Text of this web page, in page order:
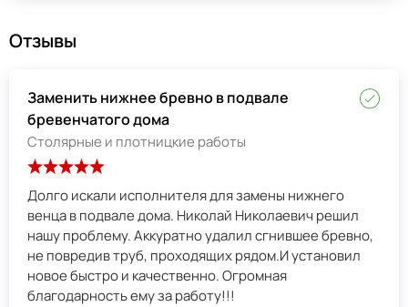
Отзывы
Заменить нижнее бревно в подвале
бревенчатого дома
Столярные и плотницкие работы
Долго искали исполнителя для замены нижнего
венца в подвале дома. Николай Николаевич решил
нашу проблему. Аккуратно удалил сгнившее бревно,
не повредив труб, проходящих рядом.И установил
новое быстро и качественно. Огромная
благодарность ему за работу!!!